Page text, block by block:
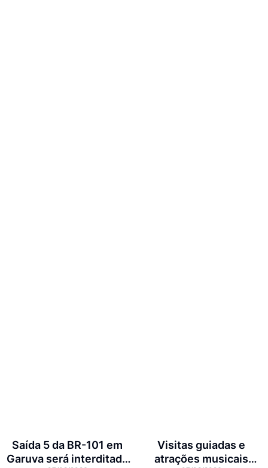
Saída 5 da BR-101 em
Garuva será interditada
Visitas guiadas e
atrações musicais